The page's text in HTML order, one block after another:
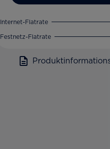
Internet-Flatrate
Festnetz-Flatrate